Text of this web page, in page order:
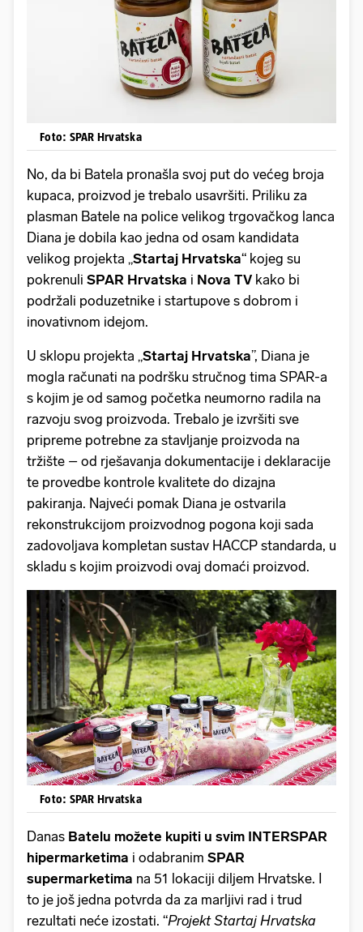
Foto: SPAR Hrvatska
No, da bi Batela pronašla svoj put do većeg broja
kupaca, proizvod je trebalo usavršiti. Priliku za
plasman Batele na police velikog trgovačkog lanca
Diana je dobila kao jedna od osam kandidata
velikog projekta „Startaj Hrvatska“ kojeg su
pokrenuli SPAR Hrvatska i Nova TV kako bi
podržali poduzetnike i startupove s dobrom i
inovativnom idejom.
U sklopu projekta „Startaj Hrvatska”, Diana je
mogla računati na podršku stručnog tima SPAR-a
s kojim je od samog početka neumorno radila na
razvoju svog proizvoda. Trebalo je izvršiti sve
pripreme potrebne za stavljanje proizvoda na
tržište – od rješavanja dokumentacije i deklaracije
te provedbe kontrole kvalitete do dizajna
pakiranja. Najveći pomak Diana je ostvarila
rekonstrukcijom proizvodnog pogona koji sada
zadovoljava kompletan sustav HACCP standarda, u
skladu s kojim proizvodi ovaj domaći proizvod.
Foto: SPAR Hrvatska
Danas Batelu možete kupiti u svim INTERSPAR
hipermarketima i odabranim SPAR
supermarketima na 51 lokaciji diljem Hrvatske. I
to je još jedna potvrda da za marljivi rad i trud
rezultati neće izostati. “Projekt Startaj Hrvatska